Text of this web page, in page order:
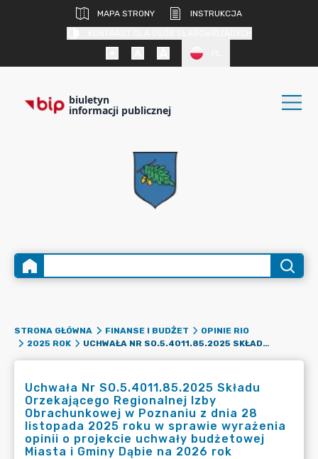
MAPA STRONY
INSTRUKCJA
biuletyn
informacji publicznej
STRONA GŁÓWNA FINANSE I BUDŻET
OPINIE RIO
2025 ROK
UCHWAŁA NR SO.5.4011.85.2025 SKŁADU ORZEKAJĄCEGO REGIONALNEJ IZBY OBRACHUNKOWEJ W POZNANIU Z DNIA 28 LISTOPADA 2025 ROKU W SPRAWIE WYRAŻENIA OPINII O PROJEKCIE UCHWAŁY BUDŻETOWEJ MIASTA I GMINY DĄBIE NA 2026 ROK
Uchwała Nr SO.5.4011.85.2025 Składu
Orzekającego Regionalnej Izby
Obrachunkowej w Poznaniu z dnia 28
listopada 2025 roku w sprawie wyrażenia
opinii o projekcie uchwały budżetowej
Miasta i Gminy Dąbie na 2026 rok